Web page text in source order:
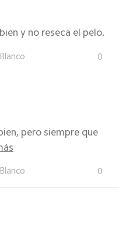
y no reseca el pelo.
Blanco 0
pero siempre que
Blanco 0